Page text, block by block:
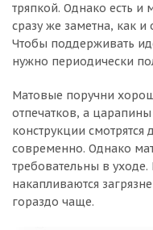
тряпкой. Однако есть
сразу же заметна, как и
Чтобы поддерживать
нужно периодически
Матовые поручни
отпечатков, а
конструкции
современно. Однако
требовательны в
накапливаются
гораздо чаще.